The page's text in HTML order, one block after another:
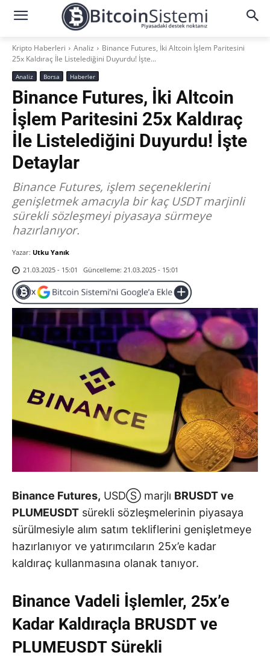
Kripto Haberleri Analiz
Binance Futures, İki Altcoin İşlem Paritesini
25x Kaldıraç İle Listelediğini Duyurdu! İşte...
Analiz Borsa Haberler
Binance Futures, İki Altcoin
İşlem Paritesini 25x Kaldıraç
İle Listelediğini Duyurdu! İşte
Detaylar
Binance Futures, işlem seçeneklerini
genişletmek amacıyla bir kaç USDT marjinli
sürekli sözleşmeyi piyasaya sürmeye
hazırlanıyor.
Yazar: Utku Yanık
21.03.2025 - 15:01
Güncelleme: 21.03.2025 - 15:01
Binance Futures, USDⓈ marjlı BRUSDT ve
PLUMEUSDT sürekli sözleşmelerinin piyasaya
sürülmesiyle alım satım tekliflerini genişletmeye
hazırlanıyor ve yatırımcıların 25x’e kadar
kaldıraç kullanmasına olanak tanıyor.
Binance Vadeli İşlemler, 25x’e
Kadar Kaldıraçla BRUSDT ve
PLUMEUSDT Sürekli